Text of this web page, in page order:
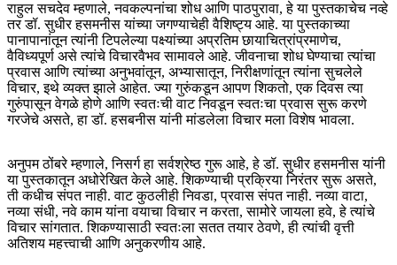
राहुल सचदेव म्हणाले, नवकल्पनांचा शोध आणि पाठपुरावा, हे या पुस्तकाचेच नव्हे
तर डॉ. सुधीर हसमनीस यांच्या जगण्याचेही वैशिष्ट्य आहे. या पुस्तकाच्या
पानापानांतून त्यांनी टिपलेल्या पक्ष्यांच्या अप्रतिम छायाचित्रांप्रमाणेच,
वैविध्यपूर्ण असे त्यांचे विचारवैभव सामावले आहे. जीवनाचा शोध घेण्याचा त्यांचा
प्रवास आणि त्यांच्या अनुभवांतून, अभ्यासातून, निरीक्षणांतून त्यांना सुचलेले
विचार, इथे व्यक्त झाले आहेत. ज्या गुरुंकडून आपण शिकतो, एक दिवस त्या
गुरुंपासून वेगळे होणे आणि स्वतःची वाट निवडून स्वतःचा प्रवास सुरू करणे
गरजेचे असते, हा डॉ. हसबनीस यांनी मांडलेला विचार मला विशेष भावला.
अनुपम ठोंबरे म्हणाले, निसर्ग हा सर्वश्रेष्ठ गुरू आहे, हे डॉ. सुधीर हसमनीस यांनी
या पुस्तकातून अधोरेखित केले आहे. शिकण्याची प्रक्रिया निरंतर सुरू असते,
ती कधीच संपत नाही. वाट कुठलीही निवडा, प्रवास संपत नाही. नव्या वाटा,
नव्या संधी, नवे काम यांना वयाचा विचार न करता, सामोरे जायला हवे, हे त्यांचे
विचार सांगतात. शिकण्यासाठी स्वतःला सतत तयार ठेवणे, ही त्यांची वृत्ती
अतिशय महत्त्वाची आणि अनुकरणीय आहे.